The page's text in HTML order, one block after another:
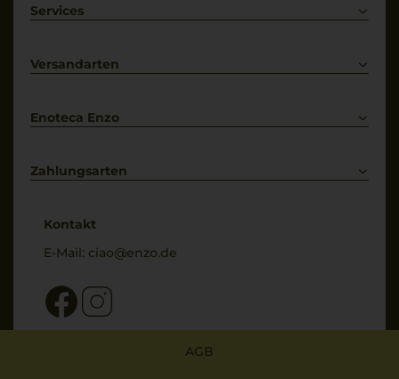
Weißwein
Services
Kontakt
Versandarten
Enoteca Enzo
Bewertungs-Richtlinien
Zahlungsarten
Kontakt
E-Mail: ciao@enzo.de
AGB